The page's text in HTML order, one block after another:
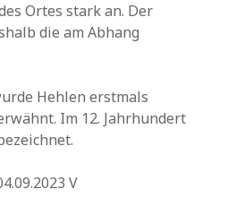
Ortes stark an. Der
die am Abhang
Hehlen erstmals
Im 12. Jahrhundert
V